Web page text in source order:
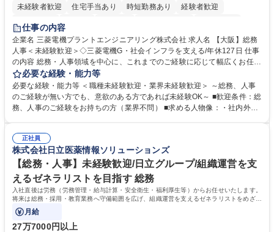
未経験者歓迎 住宅手当あり 時短勤務あり
経験者歓迎
退職金あり
駅近5分以内
土日祝休み 服装自由 寮・社宅あり 食事補助あり
仕事の内容
企業名 三菱電機プラントエンジニアリング株式会社 求人名 【大阪】総務
人事＜未経験歓迎＞◇三菱電機G・社会インフラを支える/年休127日 仕事
の内容 総務・人事領域を中心に、これまでのご経験に応じて幅広くお任せ
します。 ＜具体的には＞ ・総務/人事労務（給与・社保・勤怠管理など）
・採用・教育研修 ・福利厚生運用 など ※基本的には事務所勤務ですが、
採用や教育等の業務内容により、関西圏以外への日帰り・宿泊を伴う国内
出張もございます。 ※担当業務を持ちつつ、お互いに助け合いながら、総
必要な経験・能力等
必要な経験・能力等 ＜職種未経験歓迎・業界未経験歓迎＞ ～総務、人事
のご経験が無い方でも、意欲のある方であれば未経験OK～ ■歓迎条件：総
務、人事のご経験をお持ちの方（業界不問） ■求める人物像：・社内外の
正社員
株式会社日立医薬情報ソリューションズ
【総務・人事】未経験歓迎/日立グループ/組織運営を支
えるゼネラリストを目指す 総務
入社直後は労務（労務管理・給与計算・安全衛生・福利厚生等）からお任せいたします。
将来は総務・採用・教育業務へ守備範囲を広げ、組織運営を支えるゼネラリストをめざせ
ます。
月給
27万7000円以上